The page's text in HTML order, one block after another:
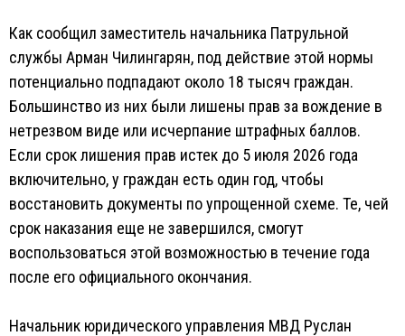
Как сообщил заместитель начальника Патрульной
службы Арман Чилингарян, под действие этой нормы
потенциально подпадают около 18 тысяч граждан.
Большинство из них были лишены прав за вождение в
нетрезвом виде или исчерпание штрафных баллов.
Если срок лишения прав истек до 5 июля 2026 года
включительно, у граждан есть один год, чтобы
восстановить документы по упрощенной схеме. Те, чей
срок наказания еще не завершился, смогут
воспользоваться этой возможностью в течение года
после его официального окончания.
Начальник юридического управления МВД Руслан